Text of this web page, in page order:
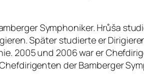
Symphoniker. Hrůša
Später studierte er
2005 und 2006 war er
der Bamberger